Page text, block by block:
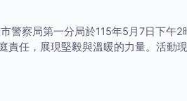
警察局第一分局於115年5月7日下午2
責任，展現堅毅與溫暖的力量。活動